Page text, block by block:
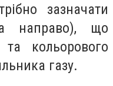
зазначати
направо), що
кольорового
газу.